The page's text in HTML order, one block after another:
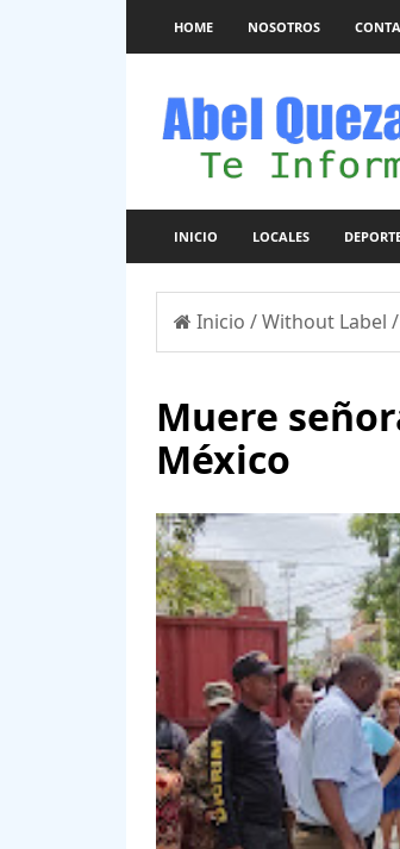
HOME NOSOTROS
INICIO LOCALES
Inicio /Without Label /
Muere
México